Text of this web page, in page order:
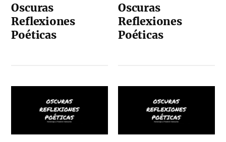
Oscuras
Reflexiones
Poéticas
Oscuras
Reflexiones
Poéticas